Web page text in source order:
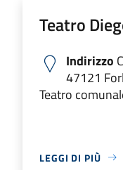
Teatro
Indirizzo
47121
Teatro
LEGGI DI PIÙ